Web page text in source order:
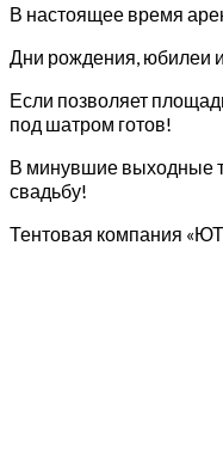
В настоящее время
Дни рождения, юбилеи
Если позволяет
под шатром готов!
В минувшие выходные
свадьбу!
Тентовая компания